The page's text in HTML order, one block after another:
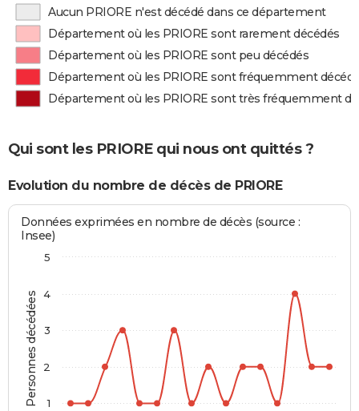
Aucun PRIORE n'est décédé dans ce département
Département où les PRIORE sont rarement décédés
Département où les PRIORE sont peu décédés
Département où les PRIORE sont fréquemment
Département où les PRIORE sont très fréquemment
Qui sont les PRIORE qui nous ont quittés ?
Evolution du nombre de décès de PRIORE
Personnes décédées
Données exprimées en nombre de décès (source :
Insee)
1
2
3
4
5